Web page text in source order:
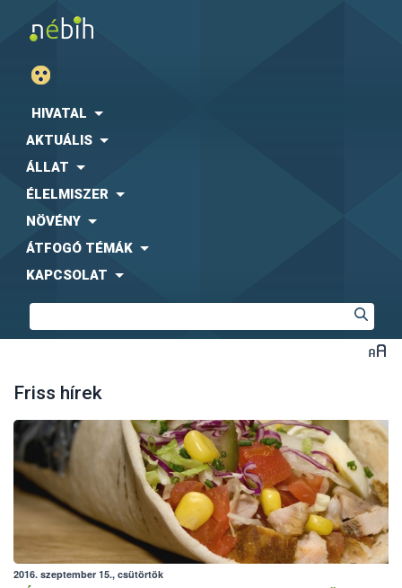
HIVATAL
AKTUÁLIS
ÁLLAT
ÉLELMISZER
NÖVÉNY
ÁTFOGÓ TÉMÁK
KAPCSOLAT
Friss hírek
2016. szeptember 15., csütörtök